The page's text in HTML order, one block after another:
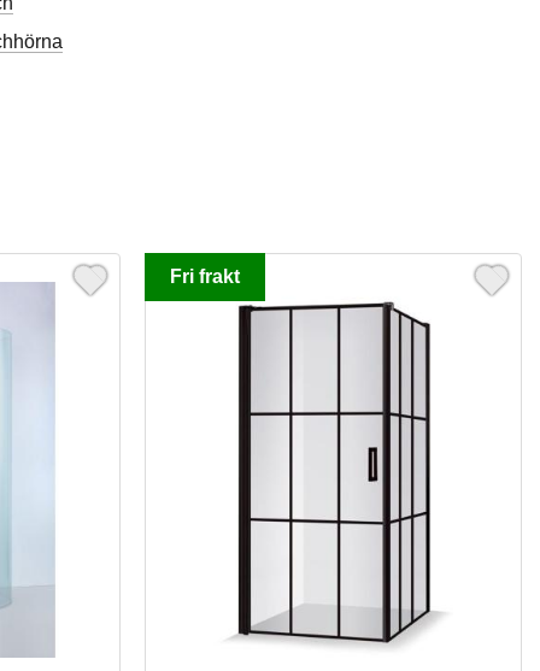
Fri frakt